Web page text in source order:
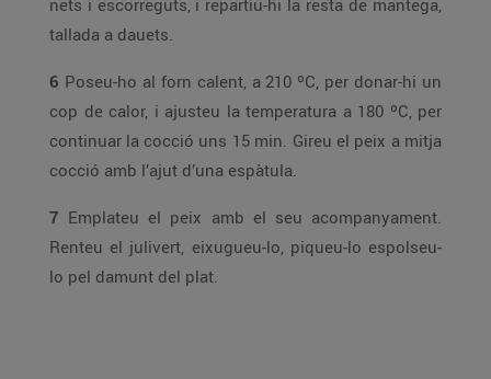
nets i escorreguts, i repartiu-hi la resta de mantega,
tallada a dauets.
6 Poseu-ho al forn calent, a 210 ºC, per donar-hi un
cop de calor, i ajusteu la temperatura a 180 ºC, per
continuar la cocció uns 15 min. Gireu el peix a mitja
cocció amb l’ajut d’una espàtula.
7 Emplateu el peix amb el seu acompanyament.
Renteu el julivert, eixugueu-lo, piqueu-lo espolseu-
lo pel damunt del plat.